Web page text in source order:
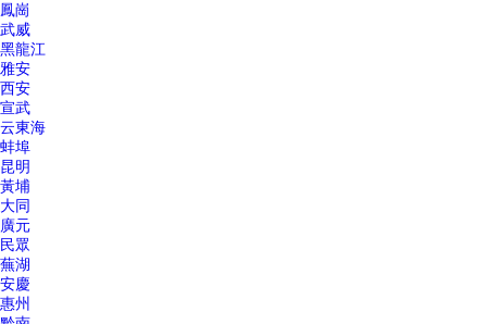
鳳崗
武威
黑龍江
雅安
西安
宣武
云東海
蚌埠
昆明
黃埔
大同
廣元
民眾
蕪湖
安慶
惠州